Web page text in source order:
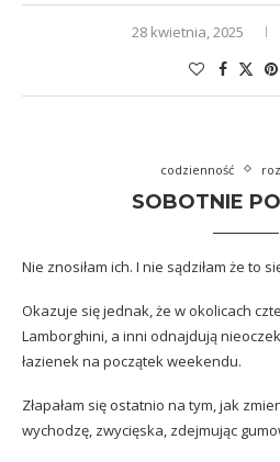
28 kwietnia, 2025
codzienność
SOBOTNIE
Nie znosiłam ich. I nie sądziłam że to
Okazuje się jednak, że w okolicach
Lamborghini, a inni odnajdują
łazienek na początek weekendu.
Złapałam się ostatnio na tym, jak
wychodzę, zwycięska, zdejmując